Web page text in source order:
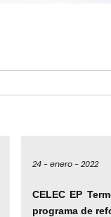
24 - enero - 2022
CELEC EP
programa de